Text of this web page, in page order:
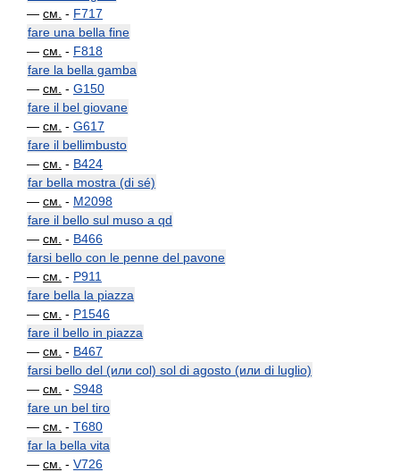
— см. - F717
fare una bella fine
— см. - F818
fare la bella gamba
— см. - G150
fare il bel giovane
— см. - G617
fare il bellimbusto
— см. - B424
far bella mostra (di sé)
— см. - M2098
fare il bello sul muso a qd
— см. - B466
farsi bello con le penne del pavone
— см. - P911
fare bella la piazza
— см. - P1546
fare il bello in piazza
— см. - B467
farsi bello del (или col) sol di agosto (или di luglio)
— см. - S948
fare un bel tiro
— см. - T680
far la bella vita
— см. - V726